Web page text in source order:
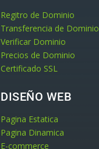
Regitro de Dominio
Transferencia de Dominio
Verificar Dominio
Precios de Dominio
Certificado SSL
DISEÑO WEB
Pagina Estatica
Pagina Dinamica
E-commerce